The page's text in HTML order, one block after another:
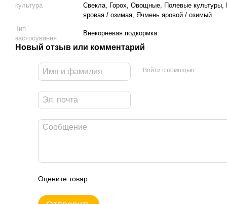
культура
Свекла, Горох, Овощные, Полевые культуры,
яровая / озимая, Ячмень яровой / озимый
Тип
застосування
Внекорневая подкормка
Новый отзыв или комментарий
Войти с помощью
Оцените товар